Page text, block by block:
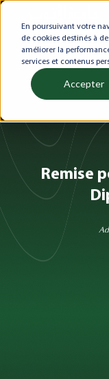
En poursuivant votre
de cookies destinés à
améliorer la
services et contenus
Accepter
Remise